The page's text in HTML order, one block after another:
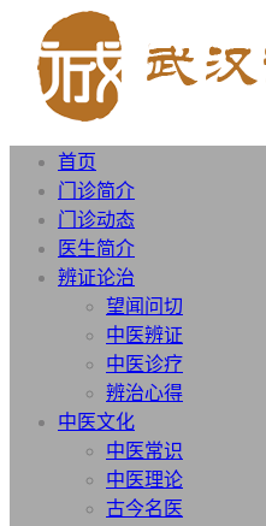
首页
门诊简介
门诊动态
医生简介
辨证论治
望闻问切
中医辨证
中医诊疗
辨治心得
中医文化
中医常识
中医理论
古今名医